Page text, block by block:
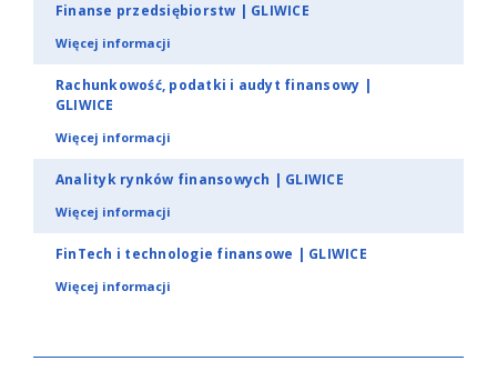
Finanse przedsiębiorstw | GLIWICE
Więcej informacji
Rachunkowość, podatki i audyt finansowy |
GLIWICE
Więcej informacji
Analityk rynków finansowych | GLIWICE
Więcej informacji
FinTech i technologie finansowe | GLIWICE
Więcej informacji